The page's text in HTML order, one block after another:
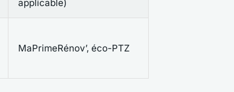
applicable)
MaPrimeRénov’, éco-PTZ